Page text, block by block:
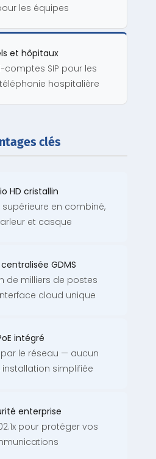
les équipes
et hôpitaux
comptes SIP pour les
hospitalière
clés
HD cristallin
en combiné,
et casque
GDMS
de milliers de postes
cloud unique
intégré
le réseau — aucun
simplifiée
enterprise
pour protéger vos